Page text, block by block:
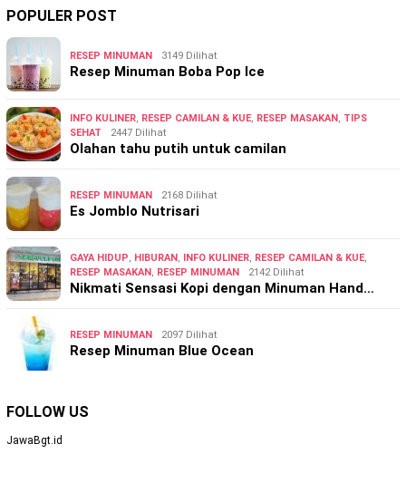
POPULER POST
RESEP MINUMAN 3149 Dilihat
Resep Minuman Boba Pop Ice
INFO KULINER, RESEP CAMILAN & KUE, RESEP MASAKAN , TIPS
SEHAT
2447 Dilihat
Olahan tahu putih untuk camilan
RESEP MINUMAN 2168 Dilihat
Es Jomblo Nutrisari
GAYA HIDUP, HIBURAN , INFO KULINER, RESEP CAMILAN & KUE,
RESEP MASAKAN , RESEP MINUMAN 2142 Dilihat
Nikmati Sensasi Kopi dengan Minuman Hand…
RESEP MINUMAN 2097 Dilihat
Resep Minuman Blue Ocean
FOLLOW US
JawaBgt.id